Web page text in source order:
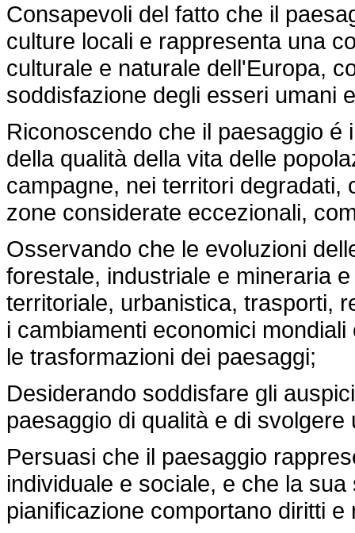
Consapevoli del fatto che il
culture locali e rappresenta una
culturale e naturale dell'Europa,
soddisfazione degli esseri umani
Riconoscendo che il paesaggio é
della qualità della vita delle
campagne, nei territori degradati,
zone considerate eccezionali,
Osservando che le evoluzioni
forestale, industriale e mineraria
territoriale, urbanistica, trasporti,
i cambiamenti economici
le trasformazioni dei paesaggi;
Desiderando soddisfare gli
paesaggio di qualità e di
Persuasi che il paesaggio
individuale e sociale, e che la
pianificazione comportano diritti